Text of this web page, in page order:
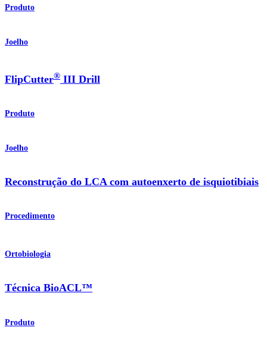
Produto
Joelho
FlipCutter® III Drill
Produto
Joelho
Reconstrução do LCA com autoenxerto de isquiotibiais
Procedimento
Ortobiologia
Técnica BioACL™
Produto